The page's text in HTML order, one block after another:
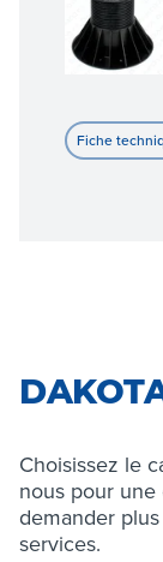
Choisissez le
nous pour
demander
services.